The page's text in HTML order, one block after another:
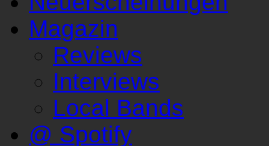
Magazin
Reviews
Interviews
Local Bands
@ Spotify